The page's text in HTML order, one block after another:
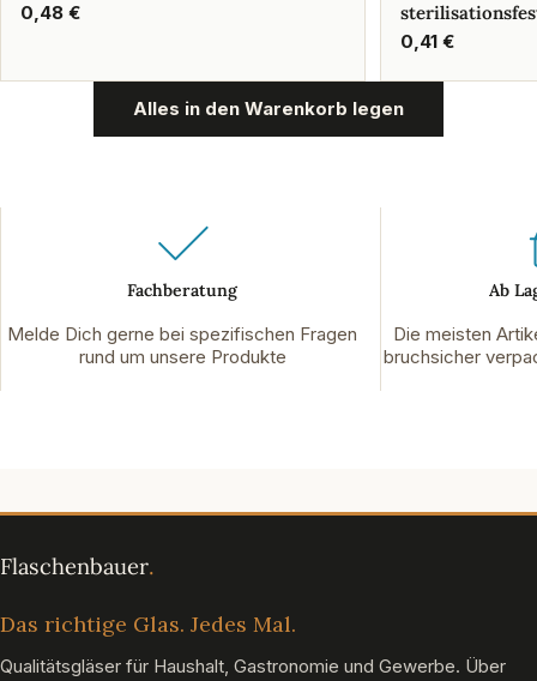
Regulärer
0,48 €
Regulärer
0,41 €
Alles in den Warenkorb legen
Fachberatung
Melde Dich gerne bei spezifischen Fragen
rund um unsere Produkte
Ab
Die meisten
bruchsicher
Das richtige Glas. Jedes Mal.
Qualitätsgläser für Haushalt, Gastronomie und Gewerbe. Über